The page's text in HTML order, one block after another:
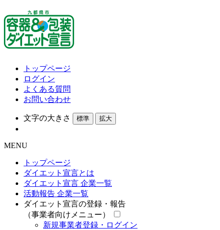
トップページ
ログイン
よくある質問
お問い合わせ
文字の大きさ 標準 拡大
MENU
トップページ
ダイエット宣言とは
ダイエット宣言 企業一覧
活動報告 企業一覧
ダイエット宣言の登録・報告
（事業者向けメニュー）
新規事業者登録・ログイン